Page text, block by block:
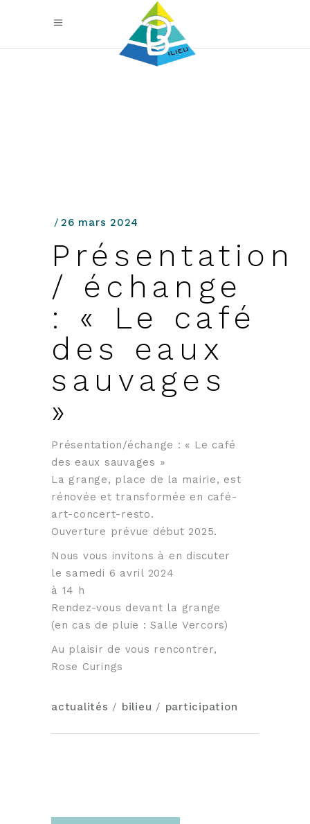
26 mars 2024
Présentation
/ échange
: « Le café
des eaux
sauvages
»
Présentation/échange : « Le café
des eaux sauvages »
La grange, place de la mairie, est
rénovée et transformée en café-
art-concert-resto.
Ouverture prévue début 2025.
Nous vous invitons à en discuter
le samedi 6 avril 2024
à 14 h
Rendez-vous devant la grange
(en cas de pluie : Salle Vercors)
Au plaisir de vous rencontrer,
Rose Curings
actualités / bilieu / participation